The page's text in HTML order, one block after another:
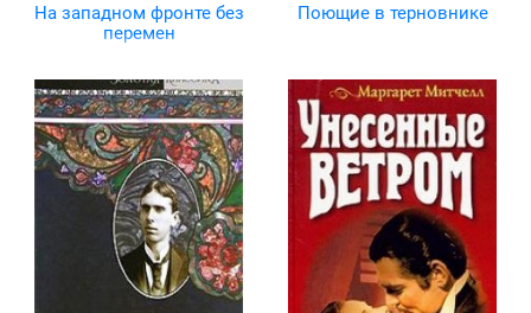
На западном фронте без
перемен
Поющие в терновнике